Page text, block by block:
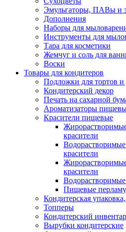
Эмульгаторы, ПАВы и
Дополнения
Наборы для
Инструменты для
Тара для косметики
Жемчуг и соль для
Воски
Товары для кондитеров
Подложки для тортов и
Кондитерский декор
Печать на сахарной
Ароматизаторы
Красители пищевые
красители
красители
красители
Пищевые
Кондитерская
Топперы
Кондитерский
Вырубки кондитерские